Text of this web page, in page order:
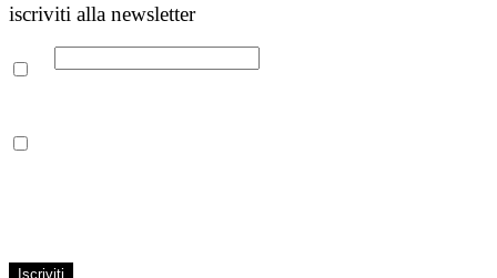
iscriviti alla newsletter
Email